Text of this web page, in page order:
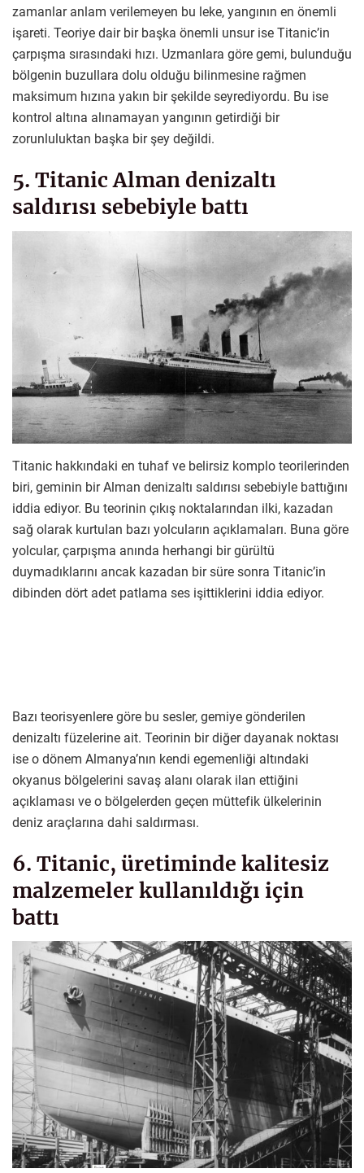
zamanlar anlam verilemeyen bu leke, yangının en önemli
işareti. Teoriye dair bir başka önemli unsur ise Titanic’in
çarpışma sırasındaki hızı. Uzmanlara göre gemi, bulunduğu
bölgenin buzullara dolu olduğu bilinmesine rağmen
maksimum hızına yakın bir şekilde seyrediyordu. Bu ise
kontrol altına alınamayan yangının getirdiği bir
zorunluluktan başka bir şey değildi.
5. Titanic Alman denizaltı
saldırısı sebebiyle battı
Titanic hakkındaki en tuhaf ve belirsiz komplo teorilerinden
biri, geminin bir Alman denizaltı saldırısı sebebiyle battığını
iddia ediyor. Bu teorinin çıkış noktalarından ilki, kazadan
sağ olarak kurtulan bazı yolcuların açıklamaları. Buna göre
yolcular, çarpışma anında herhangi bir gürültü
duymadıklarını ancak kazadan bir süre sonra Titanic’in
dibinden dört adet patlama ses işittiklerini iddia ediyor.
Bazı teorisyenlere göre bu sesler, gemiye gönderilen
denizaltı füzelerine ait. Teorinin bir diğer dayanak noktası
ise o dönem Almanya’nın kendi egemenliği altındaki
okyanus bölgelerini savaş alanı olarak ilan ettiğini
açıklaması ve o bölgelerden geçen müttefik ülkelerinin
deniz araçlarına dahi saldırması.
6. Titanic, üretiminde kalitesiz
malzemeler kullanıldığı için
battı